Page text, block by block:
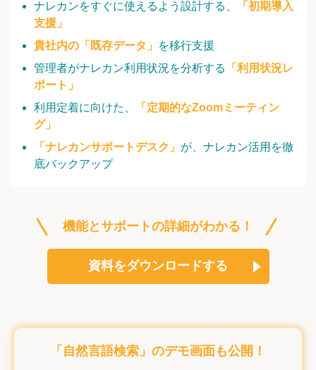
ナレカンをすぐに使えるよう設計する、
「初期導入
支援」
貴社内の「既存データ」 を移行支援
管理者がナレカン利用状況を分析する
「利用状況レ
ポート」
利用定着に向けた、
「定期的なZoomミーティン
グ」
「ナレカンサポートデスク」 が、ナレカン活用を徹
底バックアップ
機能とサポートの詳細がわかる！
資料をダウンロードする
「自然言語検索」のデモ画面も公開！